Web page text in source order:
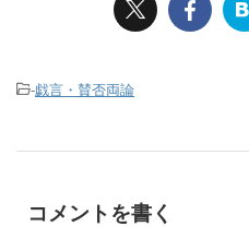
-戯言・賛否両論
コメントを書く